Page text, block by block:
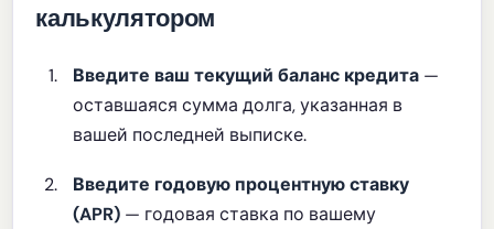
калькулятором
Введите ваш текущий баланс кредита —
оставшаяся сумма долга, указанная в
вашей последней выписке.
Введите годовую процентную ставку
(APR) — годовая ставка по вашему